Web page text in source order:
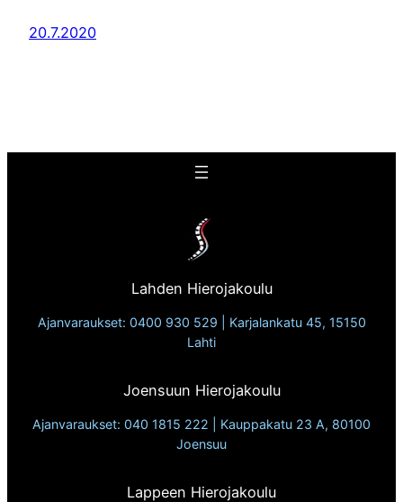
20.7.2020
Lahden Hierojakoulu
Ajanvaraukset: 0400 930 529 | Karjalankatu 45, 15150
Lahti
Joensuun Hierojakoulu
Ajanvaraukset: 040 1815 222 | Kauppakatu 23 A, 80100
Joensuu
Lappeen Hierojakoulu